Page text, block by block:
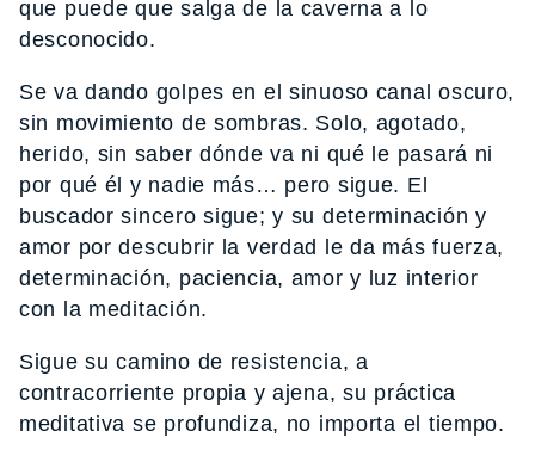
que puede que salga de la caverna a lo
desconocido.
Se va dando golpes en el sinuoso canal oscuro,
sin movimiento de sombras. Solo, agotado,
herido, sin saber dónde va ni qué le pasará ni
por qué él y nadie más… pero sigue. El
buscador sincero sigue; y su determinación y
amor por descubrir la verdad le da más fuerza,
determinación, paciencia, amor y luz interior
con la meditación.
Sigue su camino de resistencia, a
contracorriente propia y ajena, su práctica
meditativa se profundiza, no importa el tiempo.